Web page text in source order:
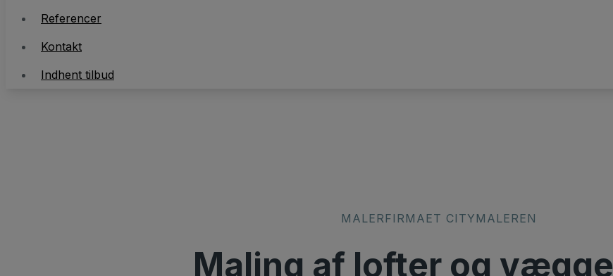
Kontakt
Indhent tilbud
Referencer
Kontakt
Indhent tilbud
​MALERFIRMAET CITYMALEREN
Maling af lofter og vægge